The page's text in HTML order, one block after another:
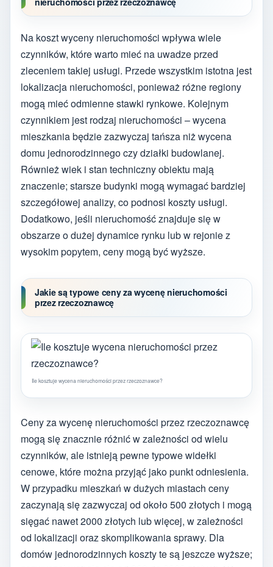
Na koszt wyceny nieruchomości wpływa wiele
czynników, które warto mieć na uwadze przed
zleceniem takiej usługi. Przede wszystkim istotna jest
lokalizacja nieruchomości, ponieważ różne regiony
mogą mieć odmienne stawki rynkowe. Kolejnym
czynnikiem jest rodzaj nieruchomości – wycena
mieszkania będzie zazwyczaj tańsza niż wycena
domu jednorodzinnego czy działki budowlanej.
Również wiek i stan techniczny obiektu mają
znaczenie; starsze budynki mogą wymagać bardziej
szczegółowej analizy, co podnosi koszty usługi.
Dodatkowo, jeśli nieruchomość znajduje się w
obszarze o dużej dynamice rynku lub w rejonie z
wysokim popytem, ceny mogą być wyższe.
Jakie są typowe ceny za wycenę nieruchomości
przez rzeczoznawcę
Ile kosztuje wycena nieruchomości przez rzeczoznawce?
Ceny za wycenę nieruchomości przez rzeczoznawcę
mogą się znacznie różnić w zależności od wielu
czynników, ale istnieją pewne typowe widełki
cenowe, które można przyjąć jako punkt odniesienia.
W przypadku mieszkań w dużych miastach ceny
zaczynają się zazwyczaj od około 500 złotych i mogą
sięgać nawet 2000 złotych lub więcej, w zależności
od lokalizacji oraz skomplikowania sprawy. Dla
domów jednorodzinnych koszty te są jeszcze wyższe;